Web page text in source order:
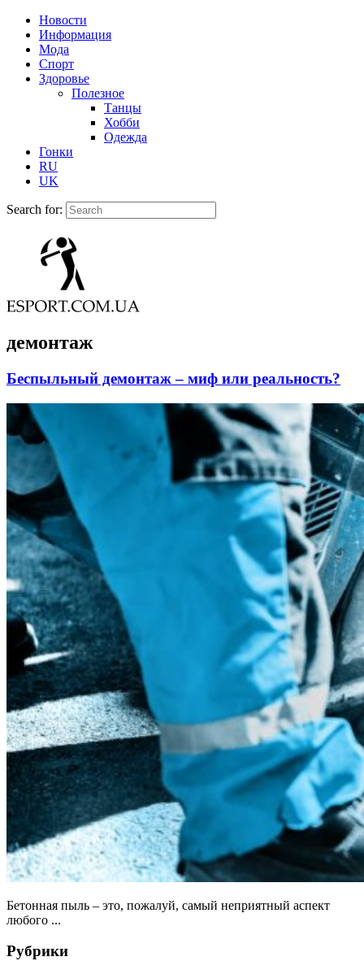
Новости
Информация
Мода
Спорт
Здоровье
Полезное
Танцы
Хобби
Одежда
Гонки
RU
UK
Search for:
демонтаж
Беспыльный демонтаж – миф или реальность?
Бетонная пыль – это, пожалуй, самый неприятный аспект
любого ...
Рубрики